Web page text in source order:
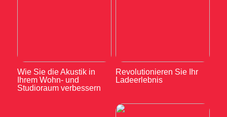
Wie Sie die Akustik in
Ihrem Wohn- und
Studioraum verbessern
Revolutionieren Sie Ihr
Ladeerlebnis